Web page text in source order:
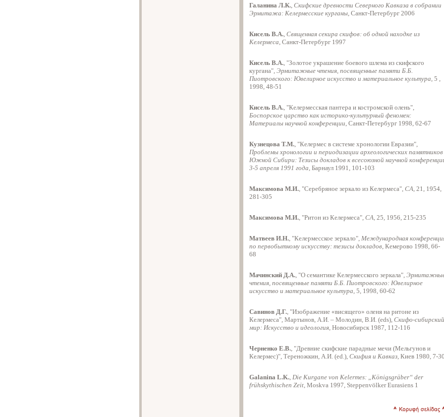
Галанина Л.К., Скифские древности Северного Кавказа в собрании
Эрмитажа: Келермесские курганы, Санкт-Петербург 2006
Кисель В.А., Священная секира скифов: об одной находке из
Келермеса, Санкт-Петербург 1997
Кисель В.А., "Золотое украшение боевого шлема из скифского
кургана", Эрмитажные чтения, посвященные памяти Б.Б.
Пиотровского: Ювелирное искусство и материальное культура, 5 ,
1998, 48-51
Кисель В.А., "Келермесская пантера и костромской олень",
Боспорское царство как историко-культурный феномен:
Материалы научной конференции, Санкт-Петербург 1998, 62-67
Кузнецова Т.М., "Келермес в системе хронологии Евразии",
Проблемы хронологии и периодизации археологических памятников
Южной Сибири: Тезисы докладов к всесоюзной научной
3-5 апреля 1991 года, Барнаул 1991, 101-103
Максимова М.И., "Серебряное зеркало из Келермеса", СА, 21, 1954,
281-305
Максимова М.И., "Ритон из Келермеса", СА, 25, 1956, 215-235
Матвеев И.Н., "Келермесское зеркало", Международная
по первобытному искусству: тезисы докладов, Кемерово 1998, 66-
68
Мачинский Д.А., "О семантике Келермесского зеркала",
чтения, посвященные памяти Б.Б. Пиотровского: Ювелирное
искусство и материальное культура, 5, 1998, 60-62
Савинов Д.Г., "Изображение «висящего» оленя на ритоне из
Келермеса", Мартынов, А.И. – Молодин, В.И. (eds), Скифо-сибирский
мир: Искусство и идеология, Новосибирск 1987, 112-116
Черненко Е.В., "Древние скифские парадные мечи (Мельгунов и
Келермес)", Тереножкин, А.И. (ed.), Скифия и Кавказ, Киев 1980, 7-
Galanina L.K., Die Kurgane von Kelermes: „Königsgräber“ der
frühskythischen Zeit, Moskva 1997, Steppenvölker Eurasiens 1